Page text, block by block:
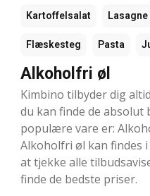
Kartoffelsalat Lasagne
Flæskesteg Pasta
Alkoholfri øl
Kimbino tilbyder dig
du kan finde de absolut
populære vare er:
Alkoholfri øl kan findes
at tjekke alle
finde de bedste priser.